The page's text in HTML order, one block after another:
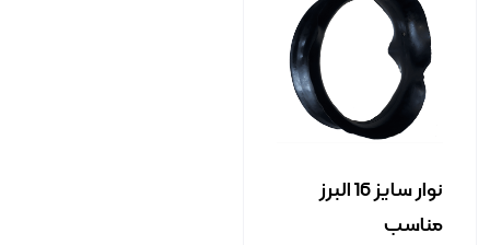
نوار سایز 16 البرز
مناسب